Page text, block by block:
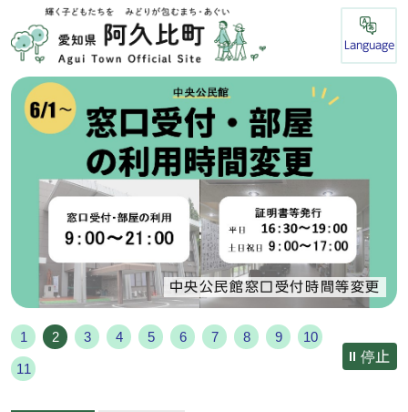
Language
中央公民館窓口受付時間等変更
1 2 3 4 5 6 7 8 9 10
11
停止